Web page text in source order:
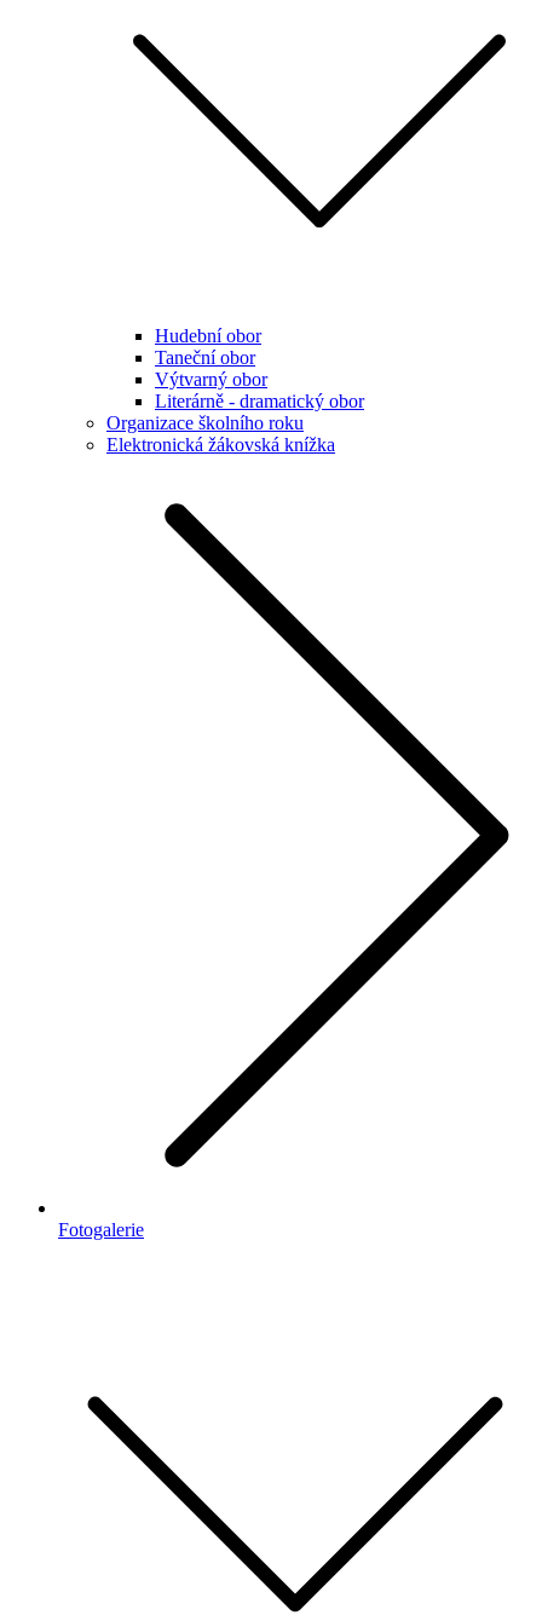
Hudební obor
Taneční obor
Výtvarný obor
Literárně - dramatický obor
Organizace školního roku
Elektronická žákovská knížka
Fotogalerie